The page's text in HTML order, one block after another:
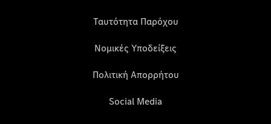
Ταυτότητα Παρόχου
Νομικές Υποδείξεις
Πολιτική Απορρήτου
Social Media